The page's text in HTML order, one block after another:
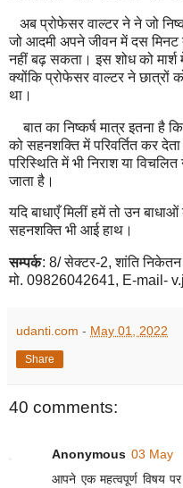
अब प्रोफेसर वाल्टर ने ने जो
जो आदमी अपने जीवन में दस
नहीं बढ़ सकता। इस शोध को मार्श
क्योंकि प्रोफेसर वाल्टर ने छात्रों
था।
बात का निष्कर्ष मात्र इतना
को सहनशक्ति में परिवर्तित कर
परिस्थिति में भी निराश या
जाता है।
यदि बाधाएँ मिलीं हमें तो उन
सहनशक्ति भी आई हाथ।
सम्पर्क: 8/ सेक्टर-2,शांति
मो. 09826042641, E-mail-
udanti.com - May 01, 2022
Share
40 comments:
Anonymous 03 May
आपने एक महत्वपूर्ण विषय